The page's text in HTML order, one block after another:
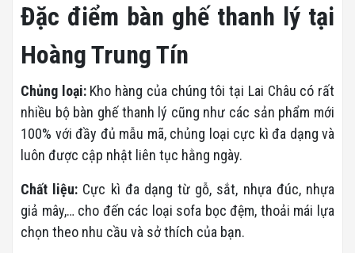
Đặc điểm bàn ghế thanh lý tại
Hoàng Trung Tín
Chủng loại:Kho hàng của chúng tôi tại Lai Châu có rất
nhiều bộ bàn ghế thanh lý cũng như các sản phẩm mới
100% với đầy đủ mẫu mã, chủng loại cực kì đa dạng và
luôn được cập nhật liên tục hằng ngày.
Chất liệu: Cực kì đa dạng từ gỗ, sắt, nhựa đúc, nhựa
giả mây,… cho đến các loại sofa bọc đệm, thoải mái lựa
chọn theo nhu cầu và sở thích của bạn.